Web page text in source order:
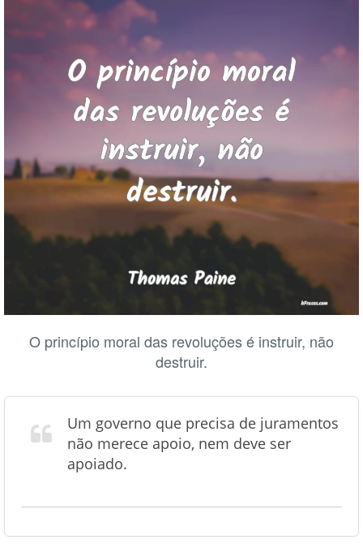
O princípio moral das revoluções é instruir, não
destruir.
Um governo que precisa de juramentos
não merece apoio, nem deve ser
apoiado.